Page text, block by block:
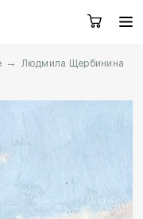
→ Людмила Щербинина